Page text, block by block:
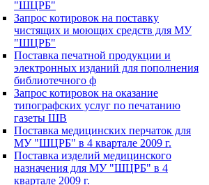
"ШЦРБ"
Запрос котировок на поставку
чистящих и моющих средств для МУ
"ШЦРБ"
Поставка печатной продукции и
электронных изданий для пополнения
библиотечного ф
Запрос котировок на оказание
типографских услуг по печатанию
газеты ШВ
Поставка медицинских перчаток для
МУ "ШЦРБ" в 4 квартале 2009 г.
Поставка изделий медицинского
назначения для МУ "ШЦРБ" в 4
квартале 2009 г.